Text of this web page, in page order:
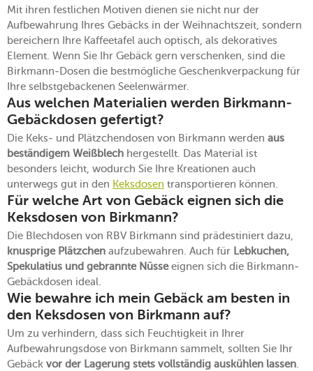
Mit ihren festlichen Motiven dienen sie nicht nur der
Aufbewahrung Ihres Gebäcks in der Weihnachtszeit, sondern
bereichern Ihre Kaffeetafel auch optisch, als dekoratives
Element. Wenn Sie Ihr Gebäck gern verschenken, sind die
Birkmann-Dosen die bestmögliche Geschenkverpackung für
Ihre selbstgebackenen Seelenwärmer.
Aus welchen Materialien werden Birkmann-
Gebäckdosen gefertigt?
Die Keks- und Plätzchendosen von Birkmann werden aus
beständigem Weißblech hergestellt. Das Material ist
besonders leicht, wodurch Sie Ihre Kreationen auch
unterwegs gut in den Keksdosen transportieren können.
Für welche Art von Gebäck eignen sich die
Keksdosen von Birkmann?
Die Blechdosen von RBV Birkmann sind prädestiniert dazu,
knusprige Plätzchen aufzubewahren. Auch für Lebkuchen,
Spekulatius und gebrannte Nüsseeignen sich die Birkmann-
Gebäckdosen ideal.
Wie bewahre ich mein Gebäck am besten in
den Keksdosen von Birkmann auf?
Um zu verhindern, dass sich Feuchtigkeit in Ihrer
Aufbewahrungsdose von Birkmann sammelt, sollten Sie Ihr
Gebäck vor der Lagerung stets vollständig auskühlen lassen.